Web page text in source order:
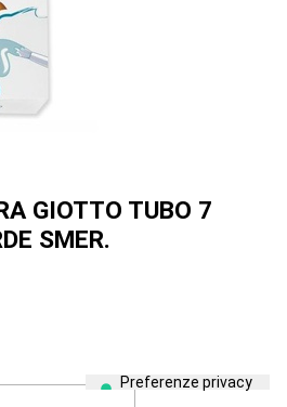
GIOTTO TUBO 7
SMER.